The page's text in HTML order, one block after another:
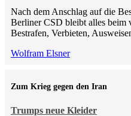
Nach dem Anschlag auf die
Berliner CSD bleibt alles beim
Bestrafen, Verbieten,
Wolfram Elsner
Trumps neue Kleider
Zum Krieg gegen den Iran